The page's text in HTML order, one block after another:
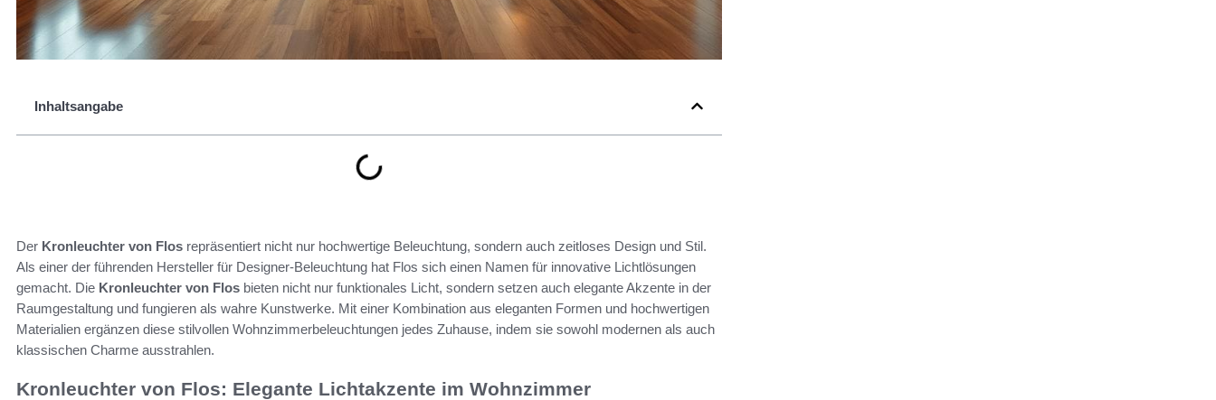
Inhaltsangabe
Der Kronleuchter von Flos repräsentiert nicht nur hochwertige Beleuchtung, sondern auch zeitloses Design und Stil.
Als einer der führenden Hersteller für Designer-Beleuchtung hat Flos sich einen Namen für innovative Lichtlösungen
gemacht. Die Kronleuchter von Flos bieten nicht nur funktionales Licht, sondern setzen auch elegante Akzente in der
Raumgestaltung und fungieren als wahre Kunstwerke. Mit einer Kombination aus eleganten Formen und hochwertigen
Materialien ergänzen diese stilvollen Wohnzimmerbeleuchtungen jedes Zuhause, indem sie sowohl modernen als auch
klassischen Charme ausstrahlen.
Kronleuchter von Flos: Elegante Lichtakzente im Wohnzimmer